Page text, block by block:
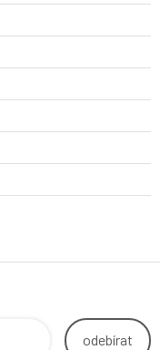
odebírat